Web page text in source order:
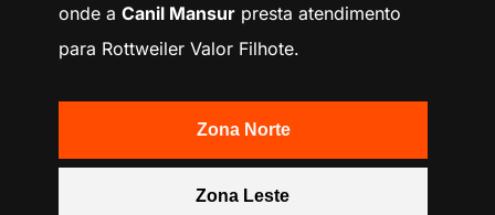
onde a Canil Mansurpresta atendimento
para Rottweiler Valor Filhote.
Zona Norte
Zona Leste